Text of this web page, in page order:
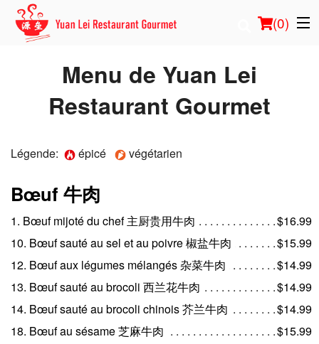
(0)
Commander en ligne
Inscription
Panier (0)
Rechercher
Menu de Yuan Lei
Restaurant Gourmet
Légende: épicé végétarien
Bœuf 牛肉
1. Bœuf mijoté du chef 主厨贵用牛肉
$16.99
10. Bœuf sauté au sel et au poivre 椒盐牛肉
$15.99
12. Bœuf aux légumes mélangés 杂菜牛肉
$14.99
13. Bœuf sauté au brocoli 西兰花牛肉
$14.99
14. Bœuf sauté au brocoli chinois 芥兰牛肉
$14.99
18. Bœuf au sésame 芝麻牛肉
$15.99